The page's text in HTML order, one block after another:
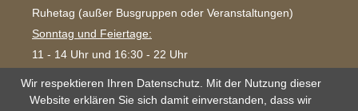
Ruhetag (außer Busgruppen oder Veranstaltungen)
Sonntag und Feiertage:
11 - 14 Uhr und 16:30 - 22 Uhr
Wir respektieren Ihren Datenschutz. Mit der Nutzung dieser
Website erklären Sie sich damit einverstanden, dass wir